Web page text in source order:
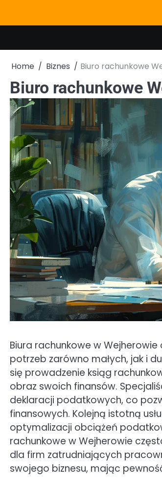
content
Home Biznes Biuro rachunkowe
Biuro rachunkowe
Biura rachunkowe w
potrzeb zarówno małych, jak i
się prowadzenie ksiąg
obraz swoich finansów.
deklaracji podatkowych, co
finansowych. Kolejną istotną
optymalizacji obciążeń
rachunkowe w Wejherowie
dla firm zatrudniających
swojego biznesu, mając